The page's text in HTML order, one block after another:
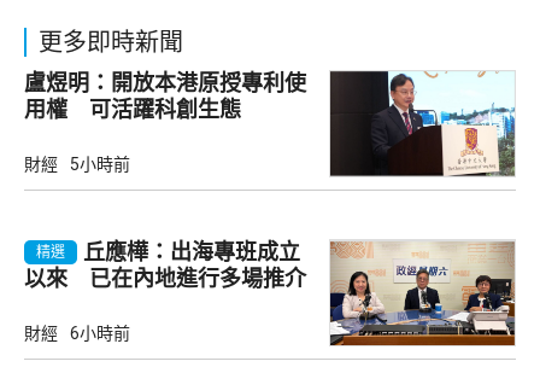
更多即時新聞
盧煜明：開放本港原授專利使
用權 可活躍科創生態
財經 5小時前
精選
丘應樺：出海專班成立
以來 已在內地進行多場推介
財經 6小時前